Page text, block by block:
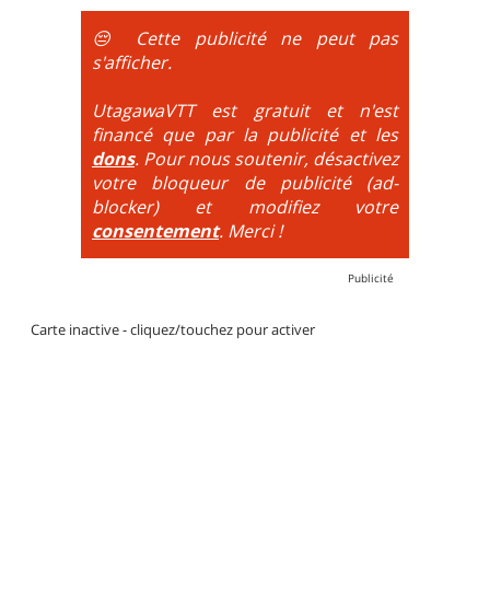
obligatoire.
DH / Gravity : Seule la descente se passe sur le vélo.
La montée est faite via navette ou remontée
mécanique. La difficulté de la descente est indiquée
par des couleurs lorsqu'il s'agit de bikeparks. Vélo
tout suspendu et protections du corps obligatoires.
😔 Cette publicité ne peut pas
s'afficher.
UtagawaVTT est gratuit et n'est
financé que par la publicité et les
dons. Pour nous soutenir, désactivez
votre bloqueur de publicité (ad-
blocker) et modifiez votre
consentement. Merci !